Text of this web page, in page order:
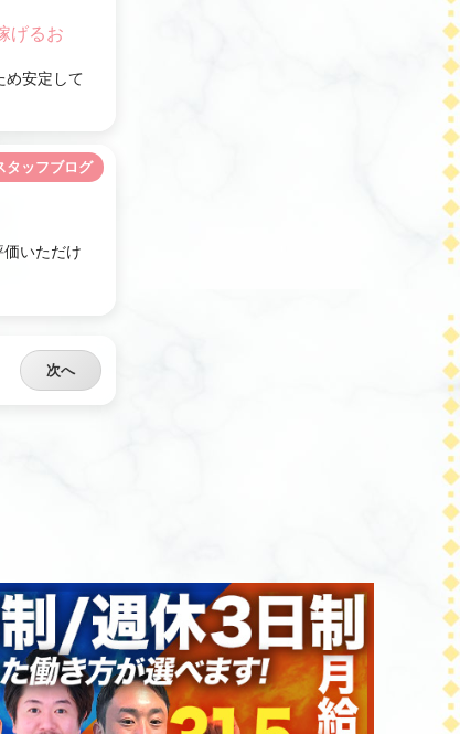
げるお
安定して
タッフブログ
いただけ
次へ